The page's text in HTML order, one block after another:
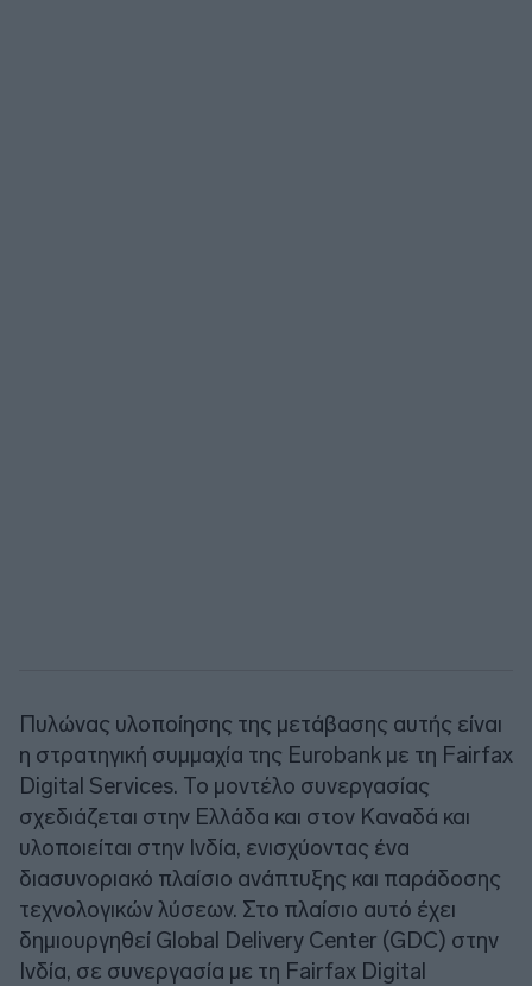
Πυλώνας υλοποίησης της μετάβασης αυτής είναι
η στρατηγική συμμαχία της Eurobank με τη Fairfax
Digital Services. Το μοντέλο συνεργασίας
σχεδιάζεται στην Ελλάδα και στον Καναδά και
υλοποιείται στην Ινδία, ενισχύοντας ένα
διασυνοριακό πλαίσιο ανάπτυξης και παράδοσης
τεχνολογικών λύσεων. Στο πλαίσιο αυτό έχει
δημιουργηθεί Global Delivery Center (GDC) στην
Ινδία, σε συνεργασία με τη Fairfax Digital